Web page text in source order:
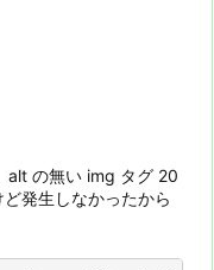
alt の無い img タグ 20
発生しなかったから